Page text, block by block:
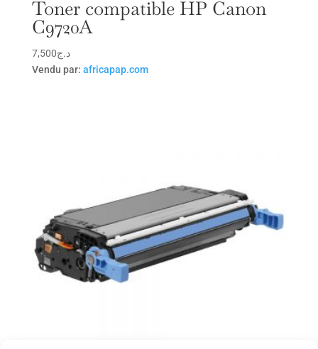
Toner compatible HP Canon
C9720A
د.ج7,500
Vendu par: africapap.com